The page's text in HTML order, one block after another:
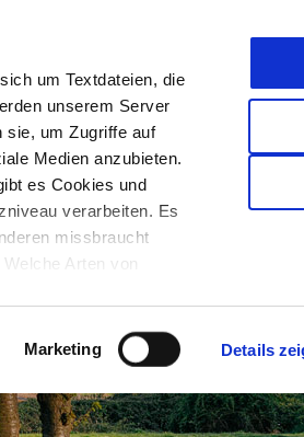
um Textdateien, die
unserem Server
sie, um Zugriffe auf
Medien anzubieten.
es Cookies und
verarbeiten. Es
missbraucht
Arten von
Cookies kann
Marketing Details